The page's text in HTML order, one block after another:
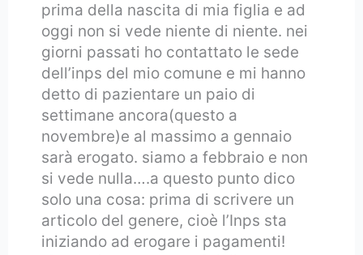
prima della nascita di mia figlia e ad
oggi non si vede niente di niente. nei
giorni passati ho contattato le sede
dell’inps del mio comune e mi hanno
detto di pazientare un paio di
settimane ancora(questo a
novembre)e al massimo a gennaio
sarà erogato. siamo a febbraio e non
si vede nulla….a questo punto dico
solo una cosa: prima di scrivere un
articolo del genere, cioè l’Inps sta
iniziando ad erogare i pagamenti!